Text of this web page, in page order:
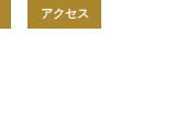
アクセス